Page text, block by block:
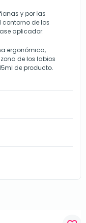
y por las
de los
aplicador.
ergonómica,
de los labios
de producto.